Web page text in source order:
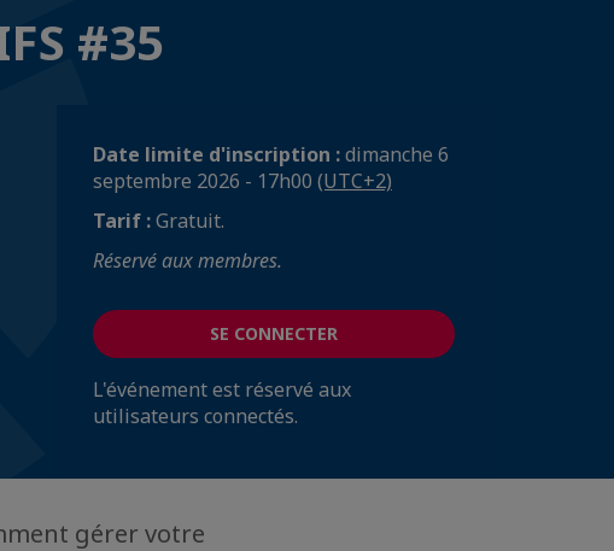
#35
Date limite d'inscription :dimanche 6
septembre 2026 - 17h00 (UTC+2)
Tarif :Gratuit.
Réservé aux membres.
SE CONNECTER
L'événement est réservé aux
utilisateurs connectés.
gérer votre